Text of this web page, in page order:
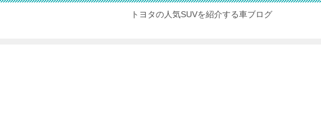
トヨタの人気SUVを紹介する車ブログ